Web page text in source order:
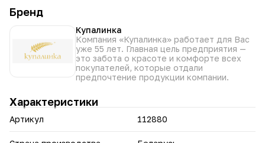
создания повседневных образов, легко сочетается с
джинсами, юбками и шортами.
• Широкий размерный ряд: найдется идеальный вариант
для любой фигуры.
• Классические цвета.
Футболка “Элина” – Ваш идеальный выбор для создания
комфортных и стильных образов каждый день.
Бренд
Купалинка
Компания «Купалинка» работает для Вас
уже 55 лет. Главная цель предприятия —
это забота о красоте и комфорте всех
покупателей, которые отдали
предпочтение продукции компании.
Характеристики
Артикул 112880